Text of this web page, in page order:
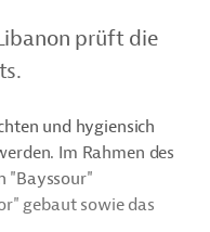
prüft die
und hygiensich
Im Rahmen des
"Bayssour"
gebaut sowie das